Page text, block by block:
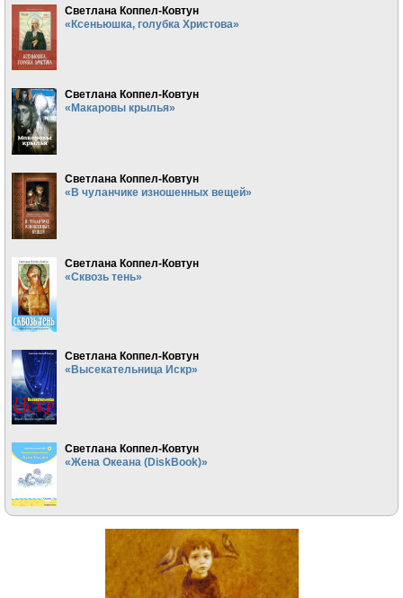
Светлана Коппел-Ковтун
«Ксеньюшка, голубка Христова»
Светлана Коппел-Ковтун
«Макаровы крылья»
Светлана Коппел-Ковтун
«В чуланчике изношенных вещей»
Светлана Коппел-Ковтун
«Сквозь тень»
Светлана Коппел-Ковтун
«Высекательница Искр»
Светлана Коппел-Ковтун
«Жена Океана (DiskBook)»